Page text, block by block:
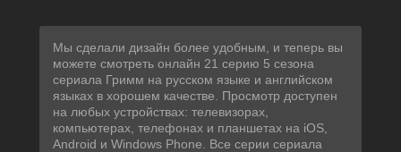
Мы сделали дизайн более удобным, и теперь вы
можете смотреть онлайн 21 серию 5 сезона
сериала Гримм на русском языке и английском
языках в хорошем качестве. Просмотр доступен
на любых устройствах: телевизорах,
компьютерах, телефонах и планшетах на iOS,
Android и Windows Phone. Все серии сериала